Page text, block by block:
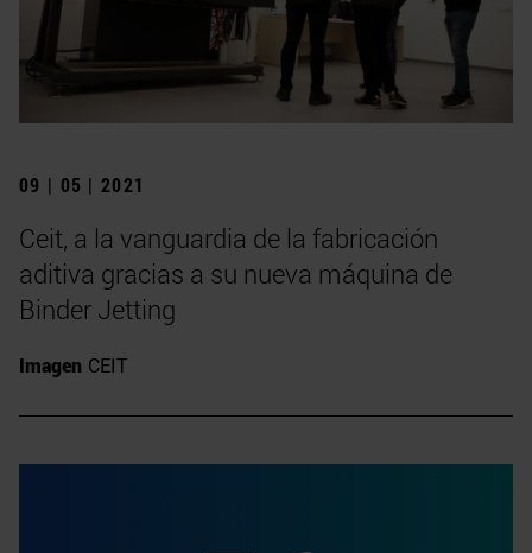
09 | 05 | 2021
Ceit, a la vanguardia de la fabricación
aditiva gracias a su nueva máquina de
Binder Jetting
Imagen CEIT